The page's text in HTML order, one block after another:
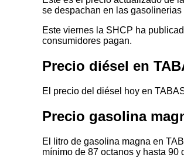
se despachan en las gasolinerias
Este viernes la SHCP ha
consumidores pagan.
Precio diésel en
El precio del diésel hoy en
Precio gasolina
El litro de gasolina magna en
mínimo de 87 octanos y hasta 90